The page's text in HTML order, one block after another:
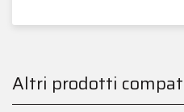
Altri prodotti